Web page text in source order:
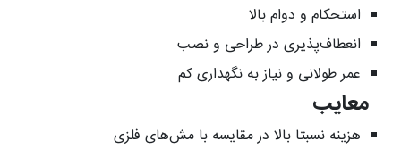
استحکام و دوام بالا
انعطاف‌پذیری در طراحی و نصب
عمر طولانی و نیاز به نگهداری کم
معایب
هزینه نسبتا بالا در مقایسه با مش‌های فلزی